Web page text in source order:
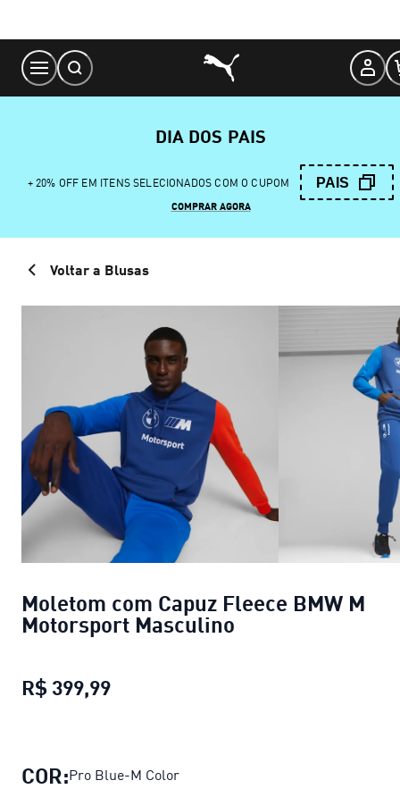
Content
DIA DOS PAIS
+ 20% OFF EM ITENS SELECIONADOS COM O CUPOM PAIS
COMPRAR AGORA
Voltar a Blusas
Moletom com Capuz Fleece BMW M
Motorsport Masculino
R$ 399,99
COR:Pro Blue-M Color